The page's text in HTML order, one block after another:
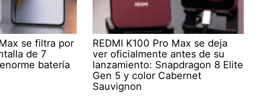
se filtra por
de 7
batería
REDMI K100 Pro Max se deja
ver oficialmente antes de su
lanzamiento: Snapdragon 8 Elite
Gen 5 y color Cabernet
Sauvignon